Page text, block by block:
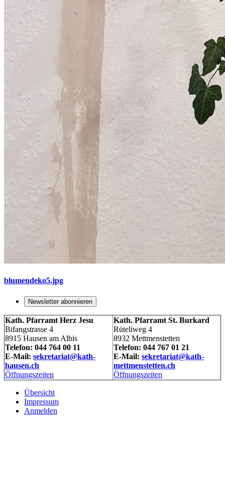
blumendeko5.jpg
Newsletter abonnieren
Kath. Pfarramt Herz Jesu
Bifangstrasse 4
8915 Hausen am Albis
Telefon: 044 764 00 11
E-Mail: sekretariat@kath-
hausen.ch
Öffnungszeiten
Kath. Pfarramt St. Burkard
Rüteliweg 4
8932 Mettmenstetten
Telefon: 044 767 01 21
E-Mail: sekretariat@kath-
mettmenstetten.ch
Öffnungszeiten
Übersicht
Impressum
Anmelden